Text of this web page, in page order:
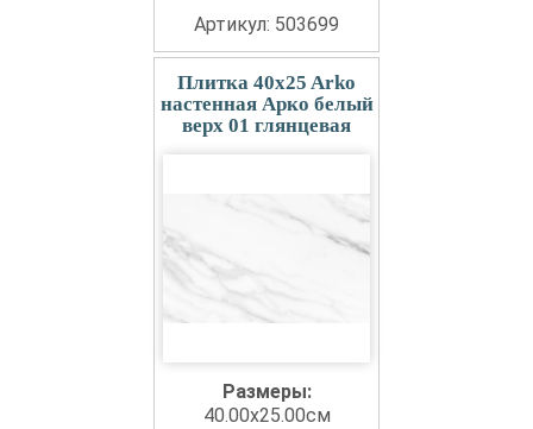
Артикул: 503699
Плитка 40x25 Arko
настенная Арко белый
верх 01 глянцевая
Размеры:
40.00x25.00см